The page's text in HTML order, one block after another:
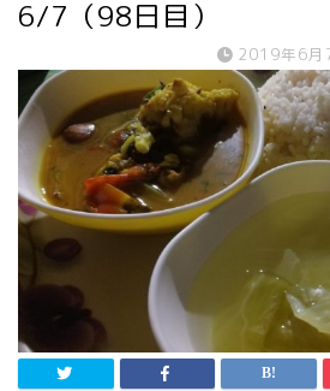
6/7（98日目）
2019年6月